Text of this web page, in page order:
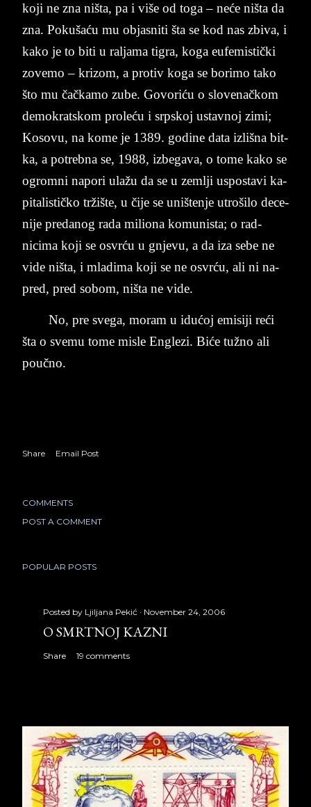
koji ne zna ni­šta, pa i više od toga – neće ništa da
zna. Pokušaću mu ob­ja­sni­ti šta se kod nas zbi­va, i
kako je to biti u ral­ja­ma ti­gra, koga eu­fe­mi­stički
zo­ve­mo – kri­zom, a pro­tiv koga se bo­ri­mo tako
što mu čačkamo zube. Go­vo­riću o slo­ve­načkom
demokrat­skom pro­leću i srp­skoj ustav­noj zimi;
Ko­so­vu, na kome je 1389. go­dine data izlišna bit­
ka, a po­treb­na se, 1988, iz­be­ga­va, o tome kako se
ogrom­ni na­po­ri ulažu da se u zem­lji us­po­sta­vi ka­
pi­ta­li­stičko tržište, u čije se uni­šten­je utro­ši­lo de­ce­
ni­je pre­da­nog rada mi­li­o­na ko­mu­ni­sta; o rad­
nicima koji se osvrću u gnje­vu, a da iza sebe ne
vide niš­ta, i mla­di­ma koji se ne osvrću, ali ni na­
pred, pred so­bom, niš­ta ne vide.
No, pre sve­ga, mo­ram u idućoj emi­si­ji reći
šta o sve­mu tome mi­sle En­gle­zi. Biće tužno ali
poučno.
Share Email Post
COMMENTS
POST A COMMENT
POPULAR POSTS
Posted by Ljiljana Pekić November 24, 2006
O SMRTNOJ KAZNI
Share 19 comments